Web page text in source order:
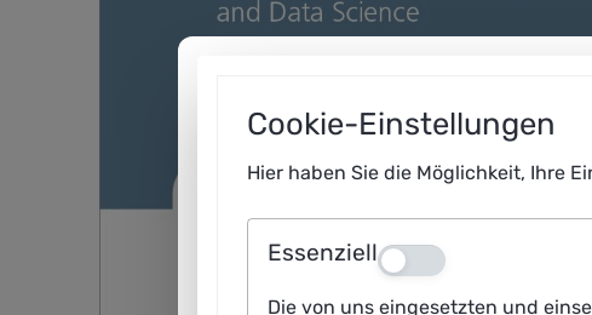
Cookie-Einstellungen
Hier haben Sie die Möglichkeit, Ihre
Essenziell Aus
Die von uns eingesetzten und